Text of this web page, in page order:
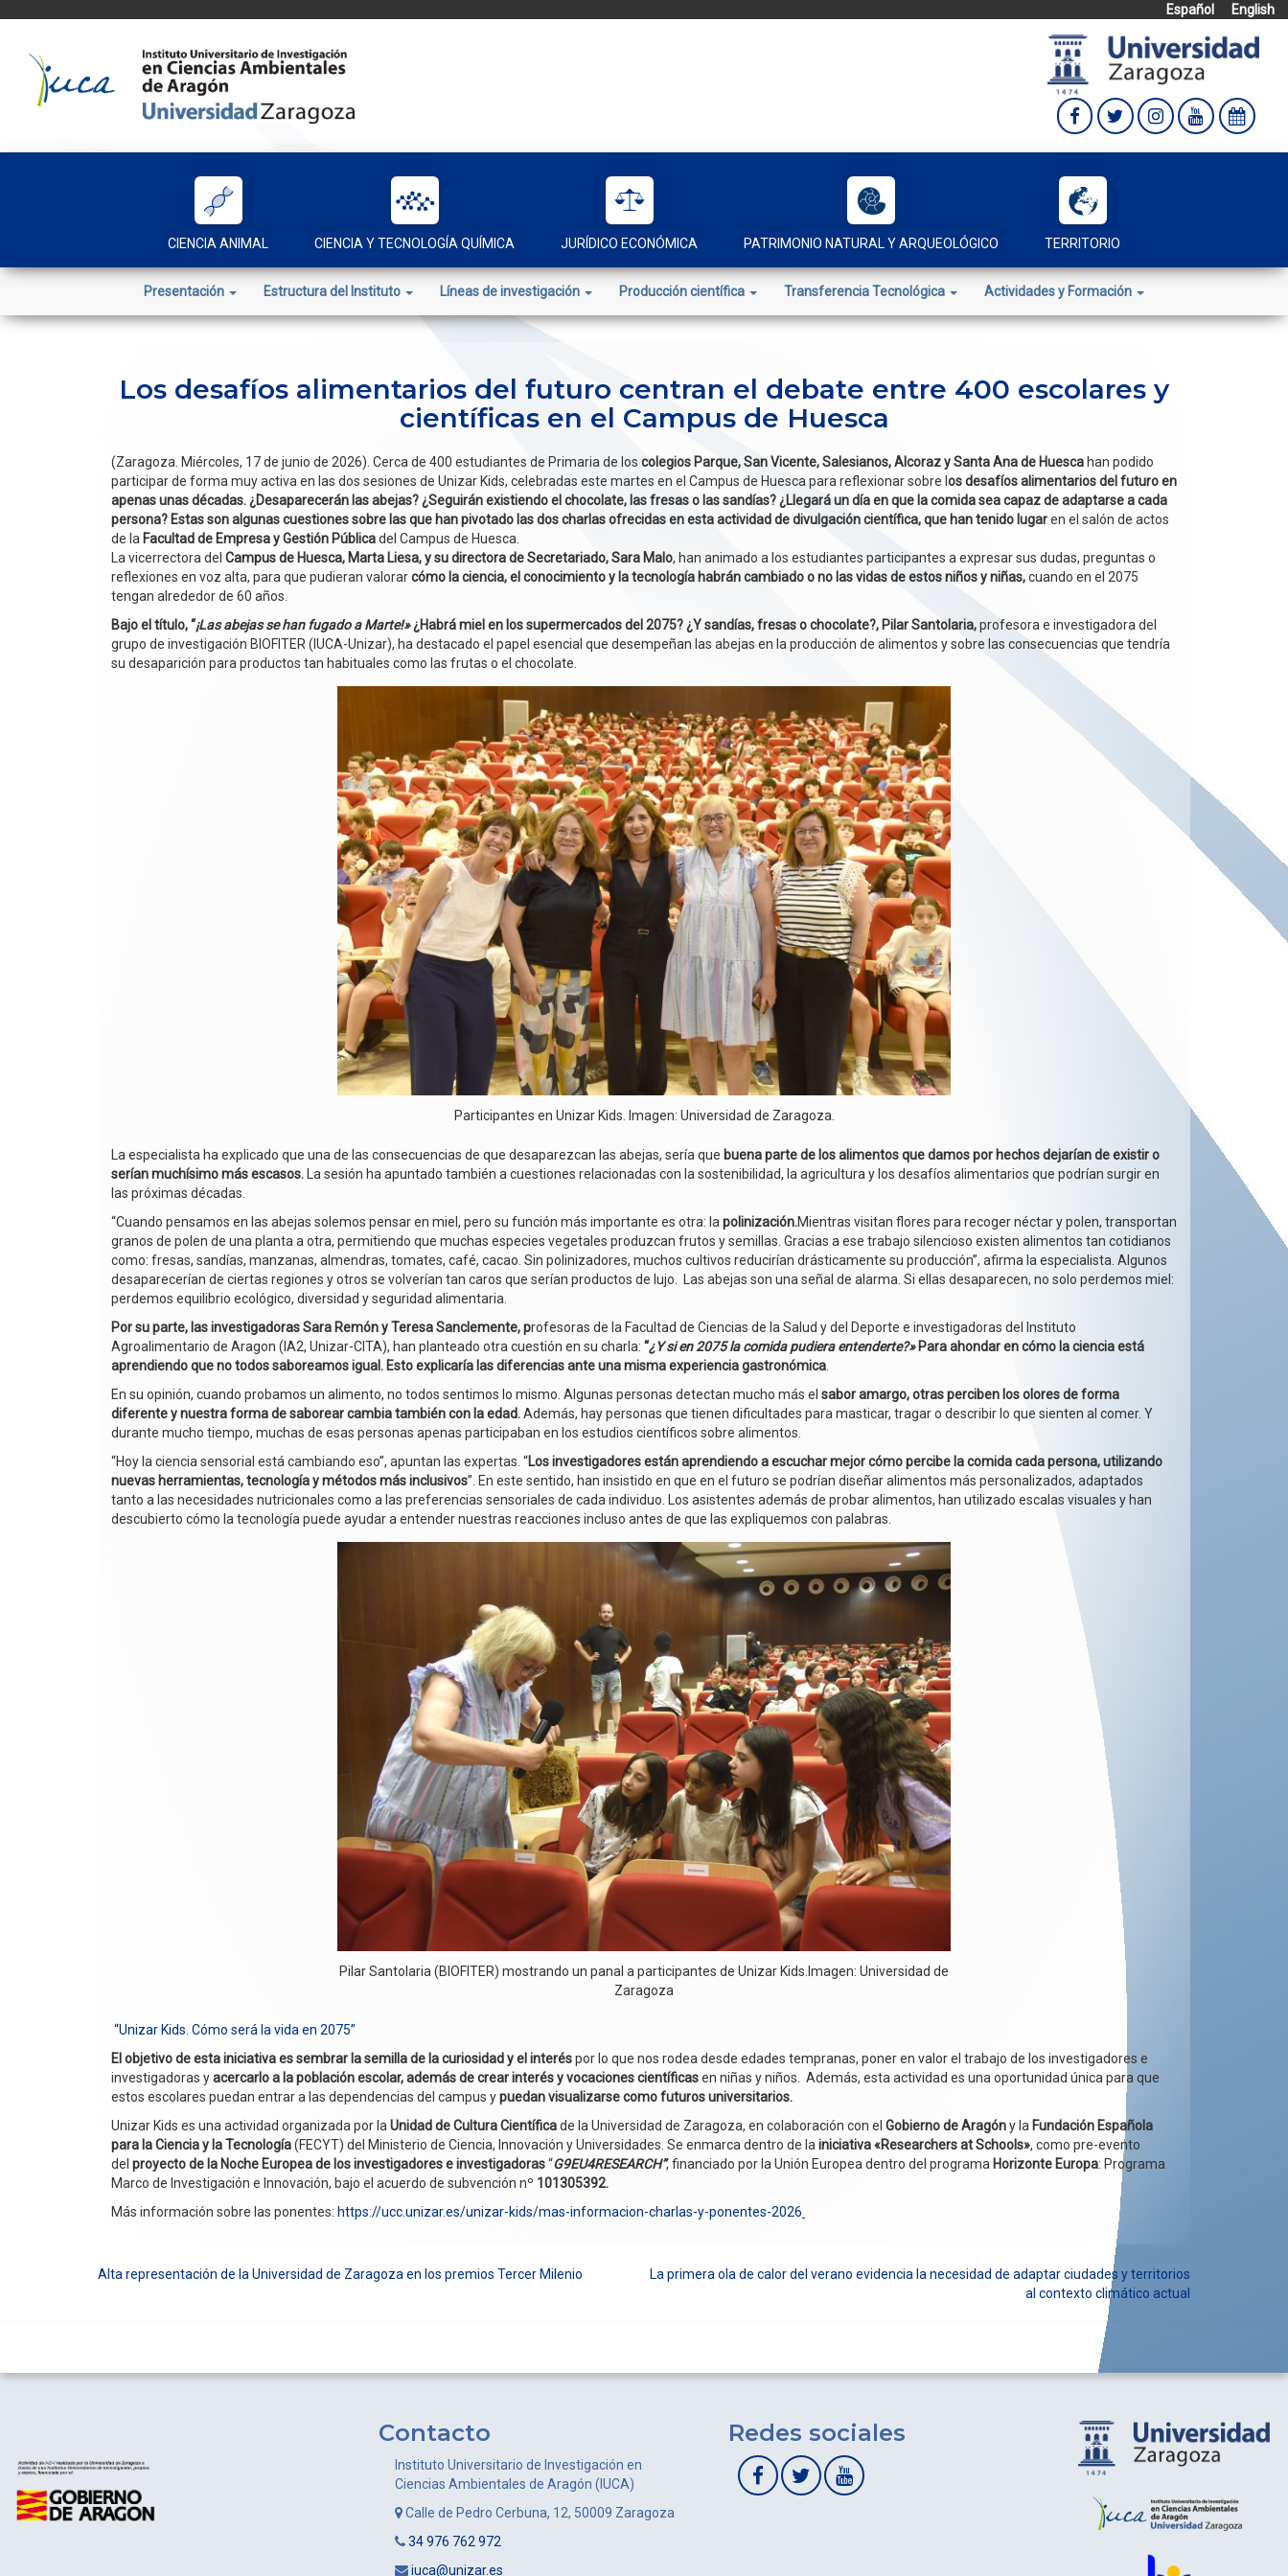
Español
English
content
CIENCIA ANIMAL CIENCIA Y TECNOLOGÍA QUÍMICA JURÍDICO ECONÓMICA PATRIMONIO NATURAL Y ARQUEOLÓGICO TERRITORIO
Presentación Estructura del Instituto Líneas de investigación Producción científica Transferencia Tecnológica Actividades y Formación
Los desafíos alimentarios del futuro centran el debate entre 400 escolares y
científicas en el Campus de Huesca
(Zaragoza. Miércoles, 17 de junio de 2026). Cerca de 400 estudiantes de Primaria de los colegios Parque, San Vicente, Salesianos, Alcoraz y Santa Ana de Huesca han podido
participar de forma muy activa en las dos sesiones de Unizar Kids, celebradas este martes en el Campus de Huesca para reflexionar sobre l os desafíos alimentarios del futuro en
apenas unas décadas. ¿Desaparecerán las abejas? ¿Seguirán existiendo el chocolate, las fresas o las sandías? ¿Llegará un día en que la comida sea capaz de adaptarse a cada
persona? Estas son algunas cuestiones sobre las que han pivotado las dos charlas ofrecidas en esta actividad de divulgación científica, que han tenido lugaren el salón de actos
de la Facultad de Empresa y Gestión Públicadel Campus de Huesca.
La vicerrectora del Campus de Huesca, Marta Liesa, y su directora de Secretariado, Sara Malo, han animado a los estudiantes participantes a expresar sus dudas, preguntas o
reflexiones en voz alta, para que pudieran valorarcómo la ciencia, el conocimiento y la tecnología habrán cambiado o no las vidas de estos niños y niñas,cuando en el 2075
tengan alrededor de 60 años.
Bajo el título, “¡Las abejas se han fugado a Marte!»¿Habrá miel en los supermercados del 2075? ¿Y sandías, fresas o chocolate?, Pilar Santolaria,profesora e investigadora del
grupo de investigación BIOFITER (IUCA-Unizar), ha destacado el papel esencial que desempeñan las abejas en la producción de alimentos y sobre las consecuencias que tendría
su desaparición para productos tan habituales como las frutas o el chocolate.
Participantes en Unizar Kids. Imagen: Universidad de Zaragoza.
La especialista ha explicado que una de las consecuencias de que desaparezcan las abejas, sería que buena parte de los alimentos que damos por hechos dejarían de existir o
serían muchísimo más escasos. La sesión ha apuntado también a cuestiones relacionadas con la sostenibilidad, la agricultura y los desafíos alimentarios que podrían surgir en
las próximas décadas.
“Cuando pensamos en las abejas solemos pensar en miel, pero su función más importante es otra: lapolinización.Mientras visitan flores para recoger néctar y polen, transportan
granos de polen de una planta a otra, permitiendo que muchas especies vegetales produzcan frutos y semillas. Gracias a ese trabajo silencioso existen alimentos tan cotidianos
como: fresas, sandías, manzanas, almendras, tomates, café, cacao. Sin polinizadores, muchos cultivos reducirían drásticamente su producción”, afirma la especialista. Algunos
desaparecerían de ciertas regiones y otros se volverían tan caros que serían productos de lujo. Las abejas son una señal de alarma. Si ellas desaparecen, no solo perdemos miel:
perdemos equilibrio ecológico, diversidad y seguridad alimentaria.
Por su parte, las investigadoras Sara Remón y Teresa Sanclemente, profesoras de la Facultad de Ciencias de la Salud y del Deporte e investigadoras del Instituto
Agroalimentario de Aragon (IA2, Unizar-CITA), han planteado otra cuestión en su charla: “¿Y si en 2075 la comida pudiera entenderte?» Para ahondar en cómo la ciencia está
aprendiendo que no todos saboreamos igual. Esto explicaría las diferencias ante una misma experiencia gastronómica.
En su opinión, cuando probamos un alimento, no todos sentimos lo mismo. Algunas personas detectan mucho más el sabor amargo, otras perciben los olores de forma
diferente y nuestra forma de saborear cambia también con la edad.Además, hay personas que tienen dificultades para masticar, tragar o describir lo que sienten al comer. Y
durante mucho tiempo, muchas de esas personas apenas participaban en los estudios científicos sobre alimentos.
“Hoy la ciencia sensorial está cambiando eso”, apuntan las expertas. “Los investigadores están aprendiendo a escuchar mejor cómo percibe la comida cada persona, utilizando
nuevas herramientas, tecnología y métodos más inclusivos”. En este sentido, han insistido en que en el futuro se podrían diseñar alimentos más personalizados, adaptados
tanto a las necesidades nutricionales como a las preferencias sensoriales de cada individuo. Los asistentes además de probar alimentos, han utilizado escalas visuales y han
descubierto cómo la tecnología puede ayudar a entender nuestras reacciones incluso antes de que las expliquemos con palabras.
Pilar Santolaria (BIOFITER) mostrando un panal a participantes de Unizar Kids.Imagen: Universidad de
Zaragoza
“Unizar Kids. Cómo será la vida en 2075”
El objetivo de esta iniciativa es sembrar la semilla de la curiosidad y el interéspor lo que nos rodea desde edades tempranas, poner en valor el trabajo de los investigadores e
investigadoras yacercarlo a la población escolar, además de crear interés y vocaciones científicasen niñas y niños. Además, esta actividad es una oportunidad única para que
estos escolares puedan entrar a las dependencias del campus ypuedan visualizarse como futuros universitarios.
Unizar Kids es una actividad organizada por laUnidad de Cultura Científicade la Universidad de Zaragoza, en colaboración con el Gobierno de Aragóny la Fundación Española
para la Ciencia y la Tecnología(FECYT) del Ministerio de Ciencia, Innovación y Universidades. Se enmarca dentro de lainiciativa «Researchers at Schools», como pre-evento
del proyecto de la Noche Europea de los investigadores e investigadoras“G9EU4RESEARCH”, financiado por la Unión Europea dentro del programa Horizonte Europa: Programa
Marco de Investigación e Innovación, bajo el acuerdo de subvención nº 101305392.
Más información sobre las ponentes: https://ucc.unizar.es/unizar-kids/mas-informacion-charlas-y-ponentes-2026
Alta representación de la Universidad de Zaragoza en los premios Tercer Milenio
La primera ola de calor del verano evidencia la necesidad de adaptar ciudades y territorios
al contexto climático actual
Contacto
Instituto Universitario de Investigación en
Ciencias Ambientales de Aragón (IUCA)
Calle de Pedro Cerbuna, 12, 50009 Zaragoza
34 976 762 972
iuca@unizar.es
Redes sociales